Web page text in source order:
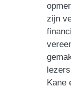
zijn
Kane